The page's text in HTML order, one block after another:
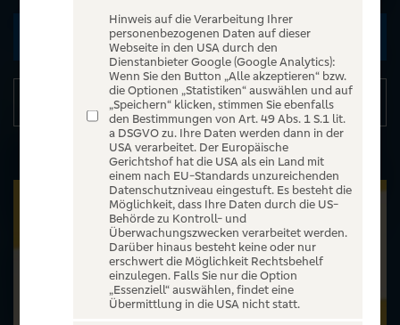
Zu den Terminen
Details
Hinweis auf die Verarbeitung Ihrer
personenbezogenen Daten auf dieser
Webseite in den USA durch den
Dienstanbieter Google (Google Analytics):
Wenn Sie den Button „Alle akzeptieren“ bzw.
die Optionen „Statistiken“ auswählen und auf
„Speichern“ klicken, stimmen Sie ebenfalls
den Bestimmungen von Art. 49 Abs. 1 S.1 lit.
a DSGVO zu. Ihre Daten werden dann in der
USA verarbeitet. Der Europäische
Gerichtshof hat die USA als ein Land mit
einem nach EU-Standards unzureichenden
Datenschutzniveau eingestuft. Es besteht die
Möglichkeit, dass Ihre Daten durch die US-
Behörde zu Kontroll- und
Überwachungszwecken verarbeitet werden.
Darüber hinaus besteht keine oder nur
erschwert die Möglichkeit Rechtsbehelf
einzulegen. Falls Sie nur die Option
„Essenziell“ auswählen, findet eine
Übermittlung in die USA nicht statt.